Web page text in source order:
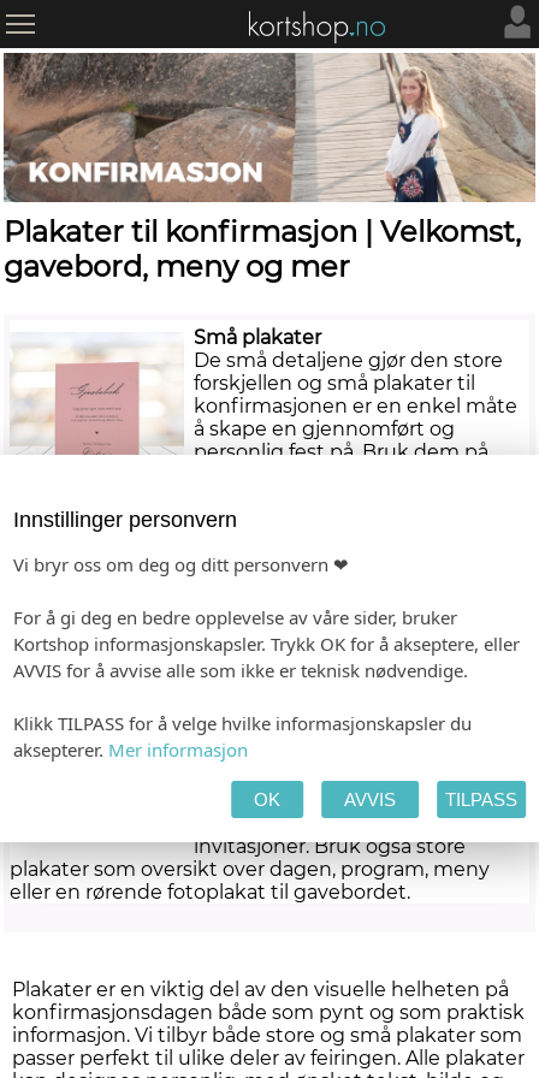
Plakater til konfirmasjon | Velkomst,
gavebord, meny og mer
Små plakater
De små detaljene gjør den store
forskjellen og små plakater til
konfirmasjonen er en enkel måte
å skape en gjennomført og
personlig fest på. Bruk dem på
ved candybaren eller
drikke. Plakatene designes i samme stil som øvrige
ønske.
Store plakater
Store plakater er prikken over i\'en
En velkomstplakat ønsker
gjestene velkommen og setter
tonen for dagen med bilde av
konfirmanten eller et stilig design
som matcher bordkort, menyer og
invitasjoner. Bruk også store
plakater som oversikt over dagen, program, meny
eller en rørende fotoplakat til gavebordet.
Plakater er en viktig del av den visuelle helheten på
konfirmasjonsdagen både som pynt og som praktisk
informasjon. Vi tilbyr både store og små plakater som
passer perfekt til ulike deler av feiringen. Alle plakater
Innstillinger personvern
Vi bryr oss om deg og ditt personvern ❤
For å gi deg en bedre opplevelse av våre sider, bruker
Kortshop informasjonskapsler. Trykk OK for å akseptere, eller
AVVIS for å avvise alle som ikke er teknisk nødvendige.
Klikk TILPASS for å velge hvilke informasjonskapsler du
aksepterer. Mer informasjon
OK AVVIS TILPASS